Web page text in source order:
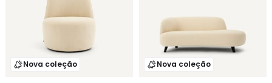
Nova coleção Nova coleção